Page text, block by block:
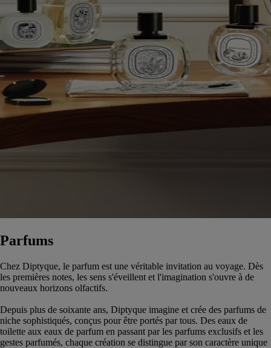
Parfums
Chez Diptyque, le parfum est une véritable invitation au voyage. Dès
les premières notes, les sens s'éveillent et l'imagination s'ouvre à de
nouveaux horizons olfactifs.
Depuis plus de soixante ans, Diptyque imagine et crée des parfums de
niche sophistiqués, conçus pour être portés par tous. Des eaux de
toilette aux eaux de parfum en passant par les parfums exclusifs et les
gestes parfumés, chaque création se distingue par son caractère unique